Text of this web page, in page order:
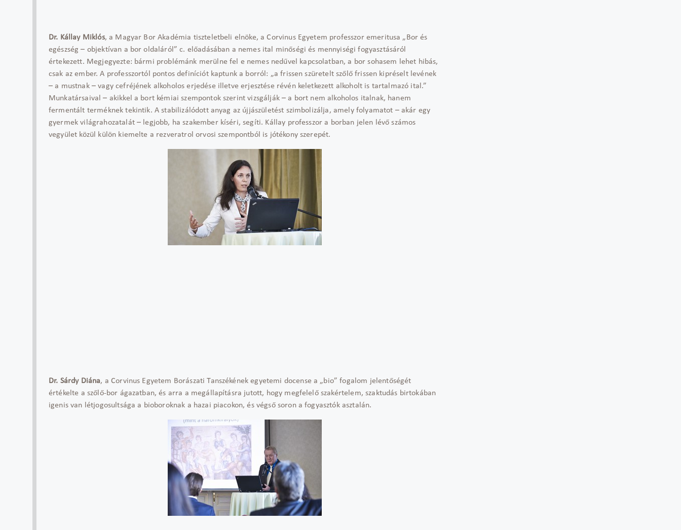
Dr. Kállay Miklós, a Magyar Bor Akadémia tiszteletbeli elnöke, a Corvinus Egyetem professzor emeritusa „Bor és
egészség – objektívan a bor oldaláról” c. előadásában a nemes ital minőségi és mennyiségi fogyasztásáról
értekezett. Megjegyezte: bármi problémánk merülne fel e nemes nedűvel kapcsolatban, a bor sohasem lehet hibás,
csak az ember. A professzortól pontos definíciót kaptunk a borról: „a frissen szüretelt szőlő frissen kipréselt levének
– a mustnak – vagy cefréjének alkoholos erjedése illetve erjesztése révén keletkezett alkoholt is tartalmazó ital.”
Munkatársaival – akikkel a bort kémiai szempontok szerint vizsgálják – a bort nem alkoholos italnak, hanem
fermentált terméknek tekintik. A stabilizálódott anyag az újjászületést szimbolizálja, amely folyamatot – akár egy
gyermek világrahozatalát – legjobb, ha szakember kíséri, segíti. Kállay professzor a borban jelen lévő számos
vegyület közül külön kiemelte a rezveratrol orvosi szempontból is jótékony szerepét.
Dr. Sárdy Diána, a Corvinus Egyetem Borászati Tanszékének egyetemi docense a „bio” fogalom jelentőségét
értékelte a szőlő-bor ágazatban, és arra a megállapításra jutott, hogy megfelelő szakértelem, szaktudás birtokában
igenis van létjogosultsága a bioboroknak a hazai piacokon, és végső soron a fogyasztók asztalán.